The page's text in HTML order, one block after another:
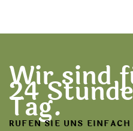
Wir sind
24
Tag.
RUFEN SIE UNS